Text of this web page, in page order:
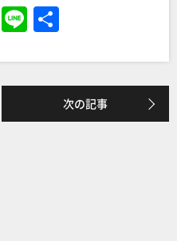
X Li
n
e
次の記事